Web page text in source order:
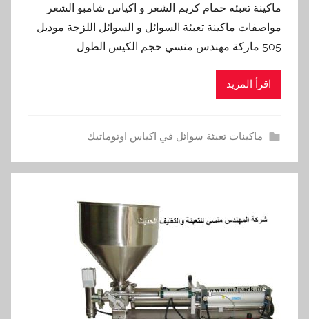
ماكينة تعبئه حمام كريم الشعر و اكياس شامبو الشعر
مواصفات ماكينة تعبئة السوائل و السوائل اللزجة موديل
505 ماركة مهندس منسي حجم الكيس الطول
اقرأ المزيد
ماكينات تعبئة سوائل في اكياس اوتوماتيك